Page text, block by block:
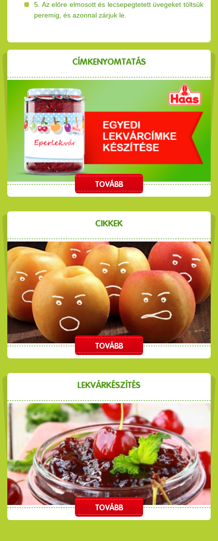
5. Az előre elmosott és lecsepegtetett üvegeket töltsük
peremig, és azonnal zárjuk le.
CÍMKENYOMTATÁS
TOVÁBB
CIKKEK
TOVÁBB
LEKVÁRKÉSZÍTÉS
TOVÁBB